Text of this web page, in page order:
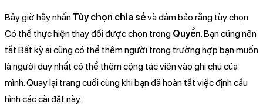
Bây giờ hãy nhấn Tùy chọn chia sẻvà đảm bảo rằng tùy chọn
Có thể thực hiện thay đổi được chọn trong Quyền . Bạn cũng nên
tắt Bất kỳ ai cũng có thể thêm người trong trường hợp bạn muốn
là người duy nhất có thể thêm cộng tác viên vào ghi chú của
mình. Quay lại trang cuối cùng khi bạn đã hoàn tất việc định cấu
hình các cài đặt này.